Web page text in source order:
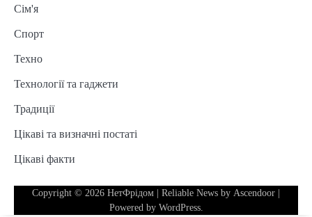
Сім'я
Спорт
Техно
Технології та гаджети
Традиції
Цікаві та визначні постаті
Цікаві факти
Copyright © 2026 НетФрідом | Reliable News by Ascendoor
Powered by WordPress.